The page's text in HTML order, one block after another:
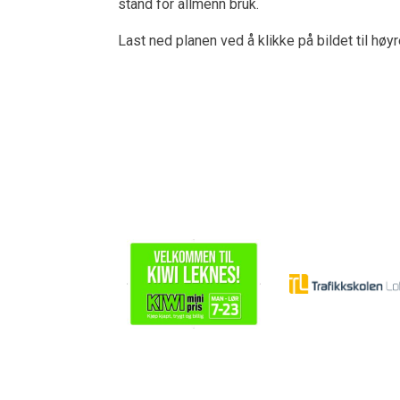
stand for allmenn bruk.
Last ned planen ved å klikke på bildet til